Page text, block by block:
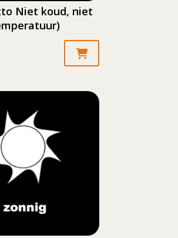
Niet koud, niet